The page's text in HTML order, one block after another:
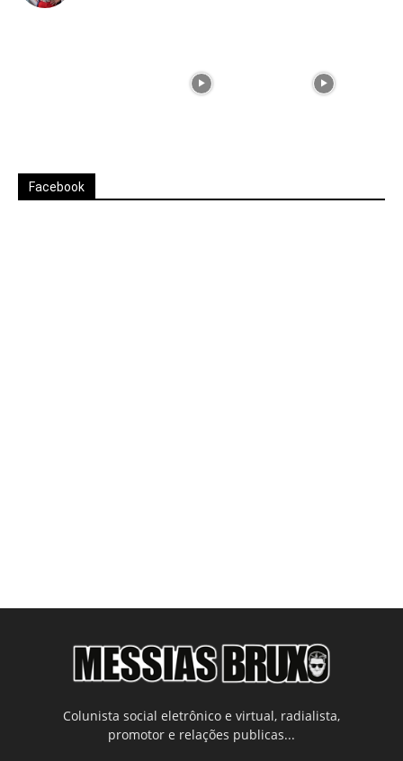
Facebook
Colunista social eletrônico e virtual, radialista,
promotor e relações publicas...